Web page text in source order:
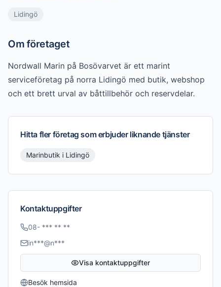
Lidingö
Om företaget
Nordwall Marin på Bosövarvet är ett marint
serviceföretag på norra Lidingö med butik, webshop
och ett brett urval av båttillbehör och reservdelar.
Hitta fler företag som erbjuder liknande tjänster
Marinbutik i Lidingö
Kontaktuppgifter
08- *** ** **
in***@n***
Visa kontaktuppgifter
Besök hemsida